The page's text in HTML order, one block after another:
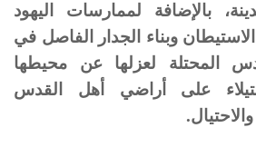
بالإضافة لممارسات اليهود
وبناء الجدار الفاصل في
المحتلة لعزلها عن محيطها
على أراضي أهل القدس